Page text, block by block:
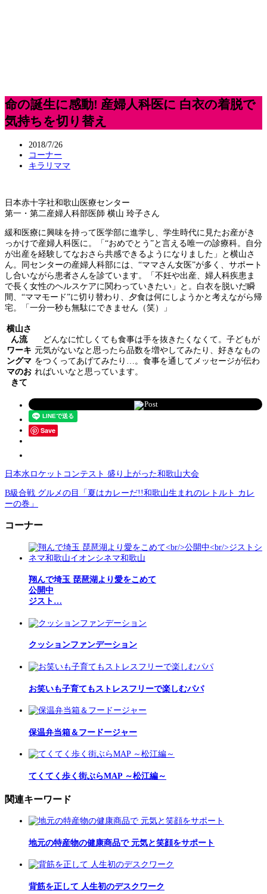
命の誕生に感動! 産婦人科医に 白衣の着脱で
気持ちを切り替え
2018/7/26
コーナー
キラリママ
日本赤十字社和歌山医療センター
第一・第二産婦人科部医師 横山 玲子さん
緩和医療に興味を持って医学部に進学し、学生時代に見たお産がき
っかけで産婦人科医に。「“おめでとう”と言える唯一の診療科。自分
が出産を経験してなおさら共感できるようになりました」と横山さ
ん。同センターの産婦人科部には、“ママさん女医”が多く、サポート
し合いながら患者さんを診ています。「不妊や出産、婦人科疾患ま
で長く女性のヘルスケアに関わっていきたい」と。白衣を脱いだ瞬
間、“ママモード”に切り替わり、夕食は何にしようかと考えながら帰
宅。「一分一秒も無駄にできません（笑）」
横山さ
ん流
ワーキ
ングマ
マのお
きて
どんなに忙しくても食事は手を抜きたくなくて。子どもが
元気がないなと思ったら品数を増やしてみたり、好きなもの
をつくってあげてみたり…。食事を通してメッセージが伝わ
ればいいなと思っています。
Post
Save
日本水ロケットコンテスト 盛り上がった和歌山大会
B級合戦 グルメの目「夏はカレーだ!!和歌山生まれのレトルト カレ
ーの巻」
コーナー
翔んで埼玉 琵琶湖より愛をこめて
公開中
ジスト…
クッションファンデーション
お笑いも子育てもストレスフリーで楽しむパパ
保温弁当箱＆フードージャー
てくてく歩く街ぶらMAP ～松江編～
関連キーワード
地元の特産物の健康商品で 元気と笑顔をサポート
背筋を正して 人生初のデスクワーク